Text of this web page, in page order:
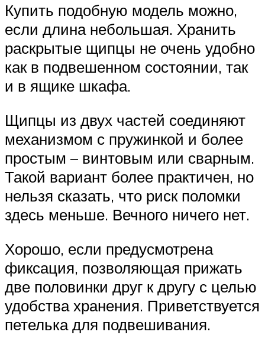
Купить подобную модель можно,
если длина небольшая. Хранить
раскрытые щипцы не очень удобно
как в подвешенном состоянии, так
и в ящике шкафа.
Щипцы из двух частей соединяют
механизмом с пружинкой и более
простым – винтовым или сварным.
Такой вариант более практичен, но
нельзя сказать, что риск поломки
здесь меньше. Вечного ничего нет.
Хорошо, если предусмотрена
фиксация, позволяющая прижать
две половинки друг к другу с целью
удобства хранения. Приветствуется
петелька для подвешивания.